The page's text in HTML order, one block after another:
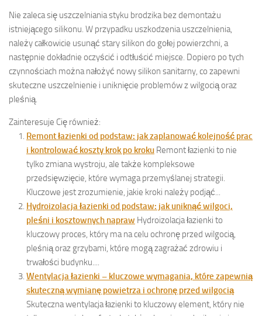
Nie zaleca się uszczelniania styku brodzika bez demontażu
istniejącego silikonu. W przypadku uszkodzenia uszczelnienia,
należy całkowicie usunąć stary silikon do gołej powierzchni, a
następnie dokładnie oczyścić i odtłuścić miejsce. Dopiero po tych
czynnościach można nałożyć nowy silikon sanitarny, co zapewni
skuteczne uszczelnienie i uniknięcie problemów z wilgocią oraz
pleśnią.
Zainteresuje Cię również:
Remont łazienki od podstaw: jak zaplanować kolejność prac
i kontrolować koszty krok po kroku Remont łazienki to nie
tylko zmiana wystroju, ale także kompleksowe
przedsięwzięcie, które wymaga przemyślanej strategii.
Kluczowe jest zrozumienie, jakie kroki należy podjąć...
Hydroizolacja łazienki od podstaw: jak uniknąć wilgoci,
pleśni i kosztownych napraw Hydroizolacja łazienki to
kluczowy proces, który ma na celu ochronę przed wilgocią,
pleśnią oraz grzybami, które mogą zagrażać zdrowiu i
trwałości budynku....
Wentylacja łazienki – kluczowe wymagania, które zapewnią
skuteczną wymianę powietrza i ochronę przed wilgocią
Skuteczna wentylacja łazienki to kluczowy element, który nie